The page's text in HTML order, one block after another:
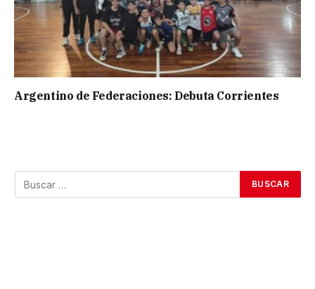
Argentino de Federaciones: Debuta Corrientes